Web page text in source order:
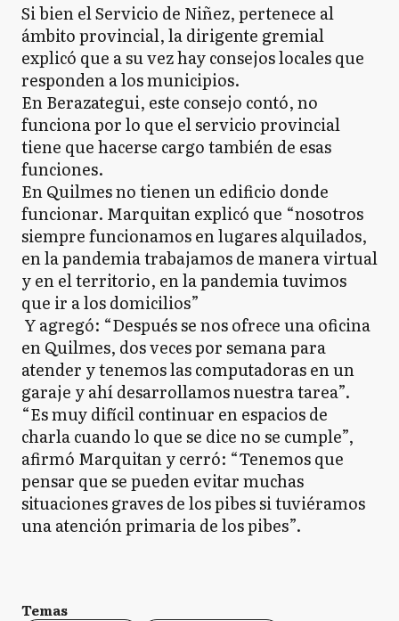
Si bien el Servicio de Niñez, pertenece al
ámbito provincial, la dirigente gremial
explicó que a su vez hay consejos locales que
responden a los municipios.
En Berazategui, este consejo contó, no
funciona por lo que el servicio provincial
tiene que hacerse cargo también de esas
funciones.
En Quilmes no tienen un edificio donde
funcionar. Marquitan explicó que “nosotros
siempre funcionamos en lugares alquilados,
en la pandemia trabajamos de manera virtual
y en el territorio, en la pandemia tuvimos
que ir a los domicilios”
Y agregó: “Después se nos ofrece una oficina
en Quilmes, dos veces por semana para
atender y tenemos las computadoras en un
garaje y ahí desarrollamos nuestra tarea”.
“Es muy difícil continuar en espacios de
charla cuando lo que se dice no se cumple”,
afirmó Marquitan y cerró: “Tenemos que
pensar que se pueden evitar muchas
situaciones graves de los pibes si tuviéramos
una atención primaria de los pibes”.
Temas